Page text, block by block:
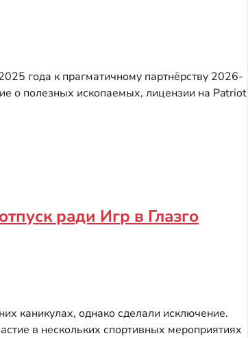
года к прагматичному партнёрству 2026-
о полезных ископаемых, лицензии на Patriot
ради Игр в Глазго
каникулах, однако сделали исключение.
в нескольких спортивных мероприятиях